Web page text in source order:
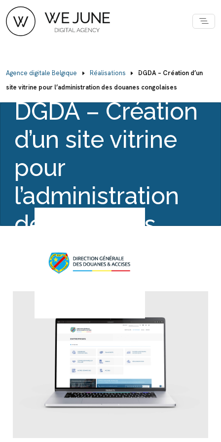
Agence digitale Belgique Réalisations
DGDA – Création d’un
site vitrine pour l’administration des douanes congolaises
DIRECTION GÉNÉRALE DES DOUNES ET
ACCISES
DGDA – Création
d’un site vitrine
pour
l’administration
des douanes
congolaises